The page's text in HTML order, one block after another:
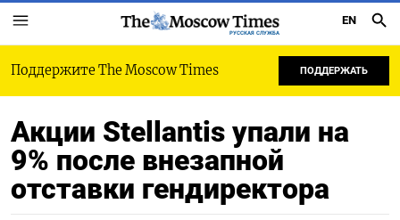
РУССКАЯ СЛУЖБА
EN
Поддержите The Moscow Times ПОДДЕРЖАТЬ
Акции Stellantis упали на
9% после внезапной
отставки гендиректора